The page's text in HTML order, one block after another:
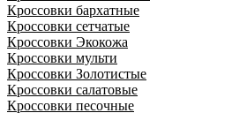
Кроссовки бархатные
Кроссовки сетчатые
Кроссовки Экокожа
Кроссовки мульти
Кроссовки Золотистые
Кроссовки салатовые
Кроссовки песочные